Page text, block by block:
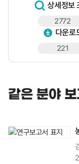
상세정보
2772
다운로
221
같은 분야 보